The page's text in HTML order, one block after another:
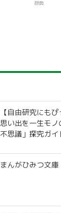
辞典
【自由研究にも
思い出を一生モ
不思議」探究ガイ
まんがひみつ文庫